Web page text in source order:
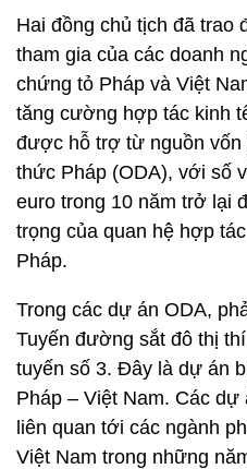
Hai đồng chủ tịch đã trao
tham gia của các doanh
chứng tỏ Pháp và Việt
tăng cường hợp tác kinh
được hỗ trợ từ nguồn vốn
thức Pháp (ODA), với số
euro trong 10 năm trở lại
trọng của quan hệ hợp
Pháp.
Trong các dự án ODA,
Tuyến đường sắt đô thị
tuyến số 3. Đây là dự án
Pháp – Việt Nam. Các dự
liên quan tới các ngành
Việt Nam trong những